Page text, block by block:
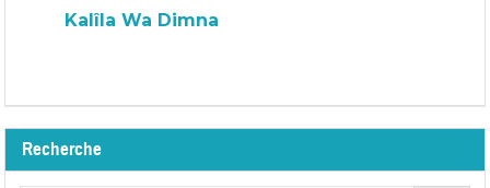
Kalîla Wa Dimna
Recherche